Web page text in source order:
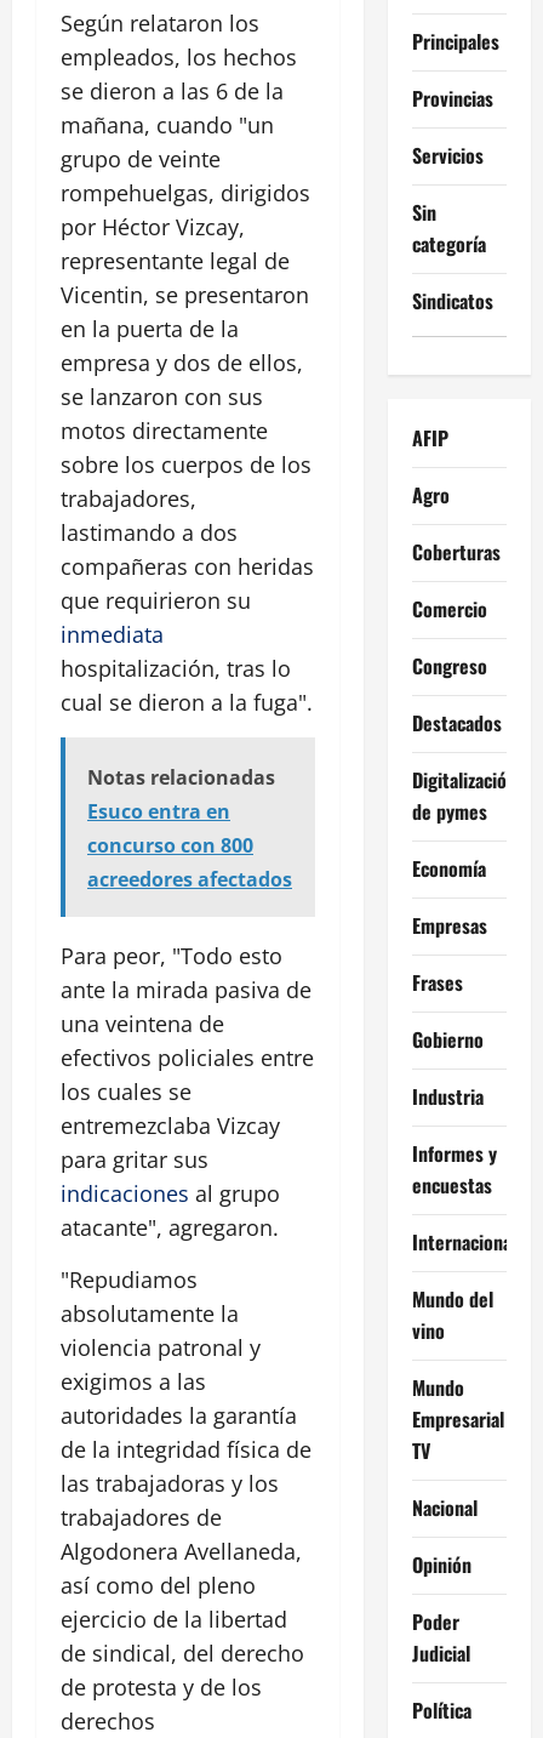
Según relataron los
empleados, los hechos
se dieron a las 6 de la
mañana, cuando "un
grupo de veinte
rompehuelgas, dirigidos
por Héctor Vizcay,
representante legal de
Vicentin, se presentaron
en la puerta de la
empresa y dos de ellos,
se lanzaron con sus
motos directamente
sobre los cuerpos de los
trabajadores,
lastimando a dos
compañeras con heridas
que requirieron su
inmediata
hospitalización, tras lo
cual se dieron a la fuga".
Notas relacionadas
Esuco entra en
concurso con 800
acreedores afectados
Para peor, "Todo esto
ante la mirada pasiva de
una veintena de
efectivos policiales entre
los cuales se
entremezclaba Vizcay
para gritar sus
indicaciones al grupo
atacante", agregaron.
"Repudiamos
absolutamente la
violencia patronal y
exigimos a las
autoridades la garantía
de la integridad física de
las trabajadoras y los
trabajadores de
Algodonera Avellaneda,
así como del pleno
ejercicio de la libertad
de sindical, del derecho
de protesta y de los
derechos
Principales
Provincias
Servicios
Sin
categoría
Sindicatos
AFIP
Agro
Coberturas
Comercio
Congreso
Destacados
Digitalización
de pymes
Economía
Empresas
Frases
Gobierno
Industria
Informes y
encuestas
Internacional
Mundo del
vino
Mundo
Empresarial
TV
Nacional
Opinión
Poder
Judicial
Política